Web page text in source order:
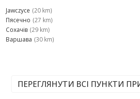
Jawczyce (20 km)
Пясечно (27 km)
Сохачів (29 km)
Варшава (30 km)
ПЕРЕГЛЯНУТИ ВСІ ПУНКТИ